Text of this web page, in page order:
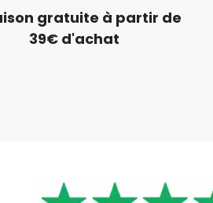
gratuite à partir de
39€ d'achat